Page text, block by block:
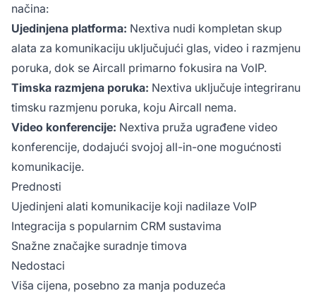
načina:
Ujedinjena platforma: Nextiva nudi kompletan skup
alata za komunikaciju uključujući glas, video i razmjenu
poruka, dok se Aircall primarno fokusira na VoIP.
Timska razmjena poruka: Nextiva uključuje integriranu
timsku razmjenu poruka, koju Aircall nema.
Video konferencije: Nextiva pruža ugrađene video
konferencije, dodajući svojoj all-in-one mogućnosti
komunikacije.
Prednosti
Ujedinjeni alati komunikacije koji nadilaze VoIP
Integracija s popularnim CRM sustavima
Snažne značajke suradnje timova
Nedostaci
Viša cijena, posebno za manja poduzeća